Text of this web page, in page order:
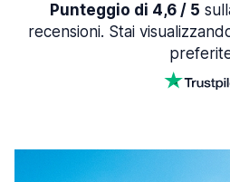
Punteggio di 4,6 / 5
recensioni. Stai